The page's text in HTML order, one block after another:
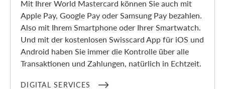
Mit Ihrer World Mastercard können Sie auch mit
Apple Pay, Google Pay oder Samsung Pay bezahlen.
Also mit Ihrem Smartphone oder Ihrer Smartwatch.
Und mit der kostenlosen Swisscard App für iOS und
Android haben Sie immer die Kontrolle über alle
Transaktionen und Zahlungen, natürlich in Echtzeit.
DIGITAL SERVICES